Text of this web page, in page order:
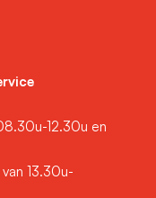
12.30u en
13.30u-